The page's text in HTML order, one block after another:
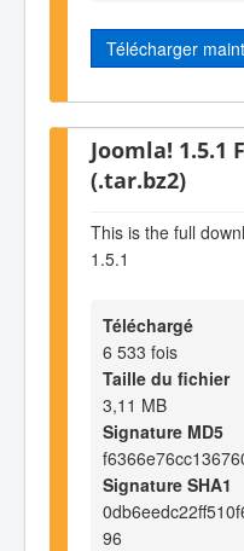
Télécharger
Joomla! 1.5.1
(.tar.bz2)
This is the full
1.5.1
Téléchargé
6 533 fois
Taille du fichier
3,11 MB
Signature MD5
Signature SHA1
96